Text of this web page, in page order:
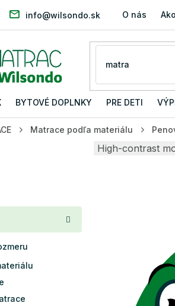
info@wilsondo.sk O nás
BYTOVÉ DOPLNKY PRE DETI
Matrace podľa materiálu
High-contrast